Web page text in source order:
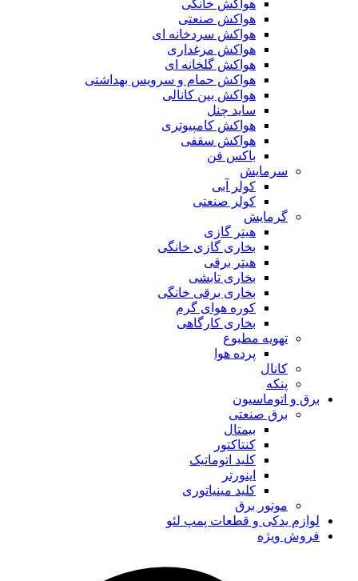
هواکش خانگی
هواکش صنعتی
هواکش سردخانه ای
هواکش مرغداری
هواکش گلخانه ای
هواکش حمام و سرویس بهداشتی
هواکش بین کانالی
ساید چنل
هواکش کامپیوتری
هواکش سقفی
باکس فن
سرمایش
کولر آبی
کولر صنعتی
گرمایش
هیتر گازی
بخاری گازی خانگی
هیتر برقی
بخاری تابشی
بخاری برقی خانگی
کوره هوای گرم
بخاری کارگاهی
تهویه مطبوع
پرده هوا
کانال
پنکه
برق و اتوماسیون
برق صنعتی
بیمتال
کنتاکتور
کلید اتوماتیک
اینورتر
کلید مینیاتوری
موتور برق
لوازم یدکی و قطعات پمپ لئو
فروش ویژه